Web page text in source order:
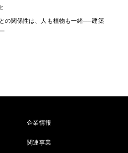
の関係性は、人も植物も一緒──建築
企業情報
関連事業